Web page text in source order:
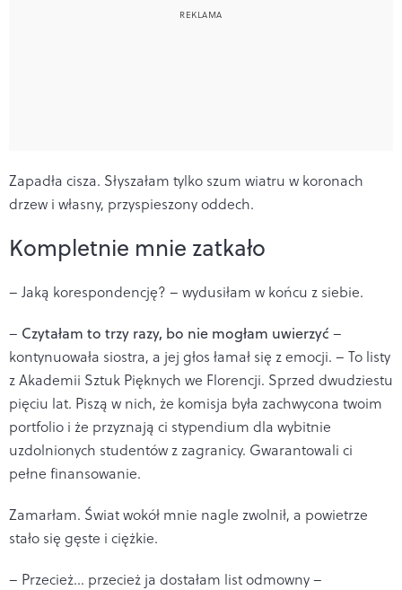
Zapadła cisza. Słyszałam tylko szum wiatru w koronach
drzew i własny, przyspieszony oddech.
Kompletnie mnie zatkało
– Jaką korespondencję? – wydusiłam w końcu z siebie.
– Czytałam to trzy razy, bo nie mogłam uwierzyć –
kontynuowała siostra, a jej głos łamał się z emocji. – To listy
z Akademii Sztuk Pięknych we Florencji. Sprzed dwudziestu
pięciu lat. Piszą w nich, że komisja była zachwycona twoim
portfolio i że przyznają ci stypendium dla wybitnie
uzdolnionych studentów z zagranicy. Gwarantowali ci
pełne finansowanie.
Zamarłam. Świat wokół mnie nagle zwolnił, a powietrze
stało się gęste i ciężkie.
– Przecież... przecież ja dostałam list odmowny –